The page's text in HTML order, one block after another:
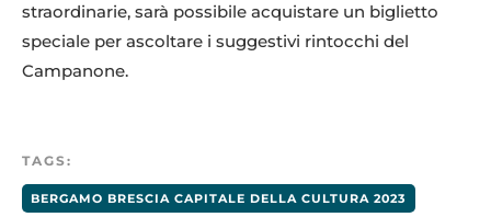
straordinarie, sarà possibile acquistare un biglietto
speciale per ascoltare i suggestivi rintocchi del
Campanone.
TAGS:
BERGAMO BRESCIA CAPITALE DELLA CULTURA 2023